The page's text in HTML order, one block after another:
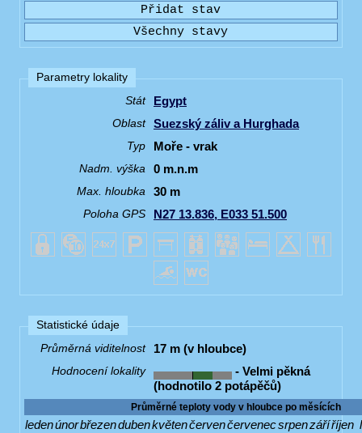
Parametry lokality
Stát
Egypt
Oblast Suezský záliv a Hurghada
Typ Moře - vrak
Nadm. výška 0 m.n.m
Max. hloubka 30 m
Poloha GPS N27 13.836, E033 51.500
Statistické údaje
Průměrná viditelnost
17 m (v hloubce)
Hodnocení lokality
- Velmi pěkná
(hodnotilo 2 potápěčů)
Průměrné teploty vody v hloubce po měsících
ledenúnorbřezendubenkvětenčervenčervenecsrpenzáříříjen